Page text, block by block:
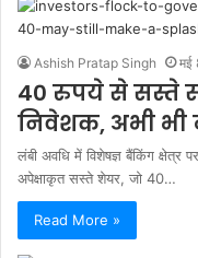
Ashish Pratap Singh मई
40 रुपये से सस्ते
निवेशक, अभी
लंबी अवधि में विशेषज्ञ बैंकिंग क्षेत्र
अपेक्षाकृत सस्ते शेयर, जो 40…
Read More »